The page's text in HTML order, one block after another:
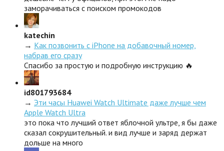
заморачиваться с поиском промокодов
katechin
→ Как позвонить с iPhone на добавочный номер,
набрав его сразу
Спасибо за простую и подробную инструкцию 🔥
id801793684
→ Эти часы Huawei Watch Ultimate даже лучше чем
Apple Watch Ultra
это пока что лучший ответ яблочной ультре, я бы даже
сказал сокрушительный. и вид лучше и заряд держат
дольше на много